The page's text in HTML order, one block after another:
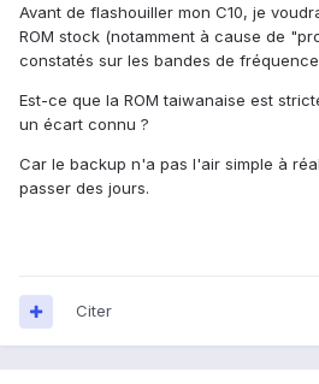
Avant de flashouiller mon C10, je
ROM stock (notamment à cause de
constatés sur les bandes de
Est-ce que la ROM taiwanaise est
un écart connu ?
Car le backup n'a pas l'air simple à
passer des jours.
Citer